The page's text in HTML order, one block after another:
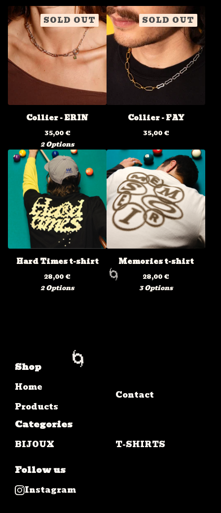
SOLD OUT
Collier - ERIN
35,00€
2 Options
SOLD OUT
Collier - FAY
35,00€
Hard Times t-shirt
28,00€
2 Options
Memories t-shirt
28,00€
3 Options
Shop
Home
Products
Contact
Categories
BIJOUX T-SHIRTS
Follow us
Instagram